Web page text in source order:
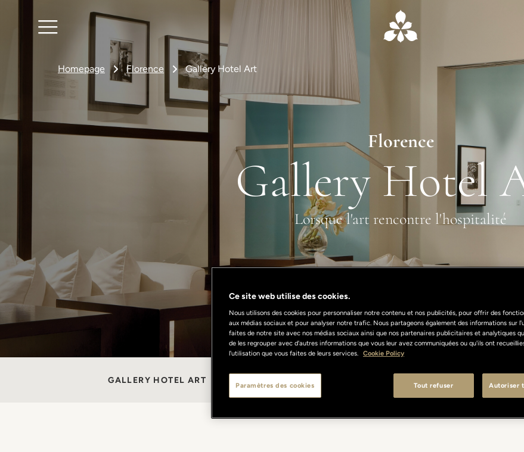
Homepage Florence Gallery Hotel Art
Florence
Gallery Hotel
Lorsque l'art rencontre l'hospitalité
GALLERY HOTEL ART
Ce site web utilise des cookies.
Nous utilisons des cookies pour personnaliser notre contenu et nos publicités, pour offrir des
aux médias sociaux et pour analyser notre trafic. Nous partageons également des informations sur
faites de notre site avec nos médias sociaux ainsi que nos partenaires publicitaires et analytiques
de les regrouper avec d'autres informations que vous leur avez communiquées ou qu'ils ont
l'utilisation que vous faites de leurs services. Cookie Policy
Tout refuser Autoriser
Paramètres des cookies